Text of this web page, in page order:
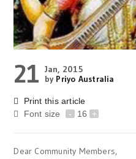
21 Jan, 2015
by Priyo Australia
Print this article
Font size
- 16 +
Dear Community Members,